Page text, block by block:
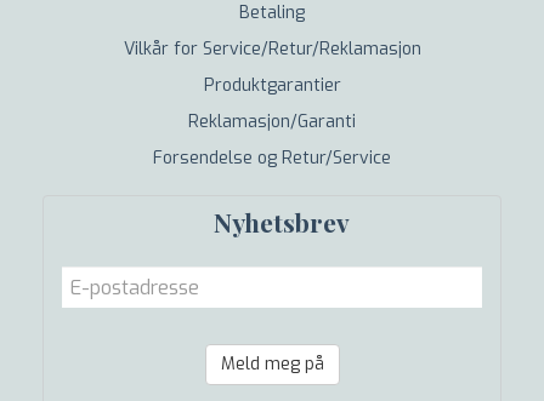
Betaling
Vilkår for Service/Retur/Reklamasjon
Produktgarantier
Reklamasjon/Garanti
Forsendelse og Retur/Service
Nyhetsbrev
Meld meg på